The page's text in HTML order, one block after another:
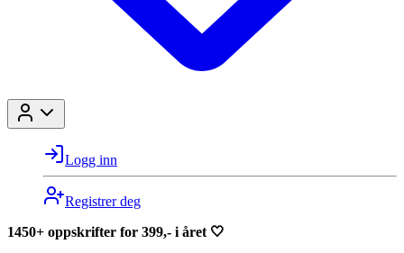
Logg inn
Registrer deg
1450+ oppskrifter for 399,- i året 🤍